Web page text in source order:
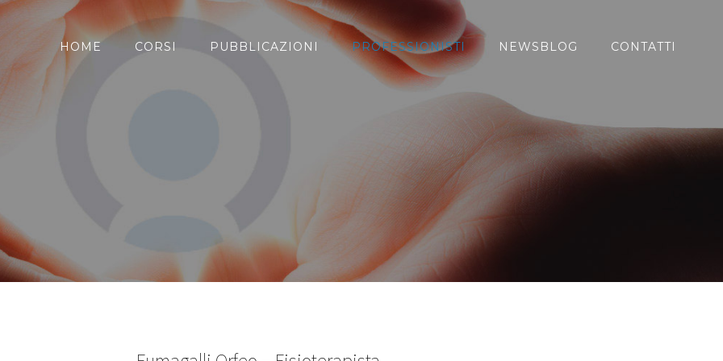
HOME CORSI PUBBLICAZIONI PROFESSIONISTI NEWSBLOG CONTATTI